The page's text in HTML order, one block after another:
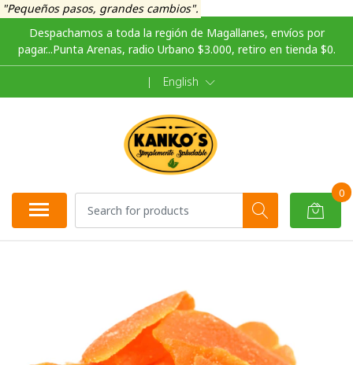
"Pequeños pasos, grandes cambios".
Despachamos a toda la región de Magallanes, envíos por
pagar...Punta Arenas, radio Urbano $3.000, retiro en tienda $0.
| English
0